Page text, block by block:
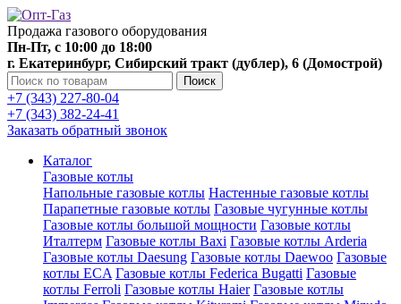
Продажа газового оборудования
Пн-Пт, с 10:00 до 18:00
г. Екатеринбург, Сибирский тракт (дублер), 6 (Домострой)
Поиск
+7 (343) 227-80-04
+7 (343) 382-24-41
Заказать обратный звонок
Каталог
Газовые котлы
Напольные газовые котлы Настенные газовые котлы
Парапетные газовые котлы Газовые чугунные котлы
Газовые котлы большой мощности Газовые котлы
Италтерм Газовые котлы Baxi Газовые котлы Arderia
Газовые котлы Daesung Газовые котлы Daewoo Газовые
котлы ECA Газовые котлы Federica Bugatti Газовые
котлы Ferroli Газовые котлы Haier Газовые котлы